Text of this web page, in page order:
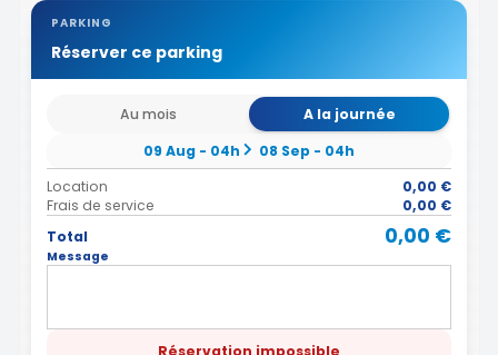
PARKING
Réserver ce parking
Au mois
A la journée
09 Aug - 04h
08 Sep - 04h
Location
0,00 €
Frais de service
0,00 €
Total
0,00 €
Message
Réservation impossible